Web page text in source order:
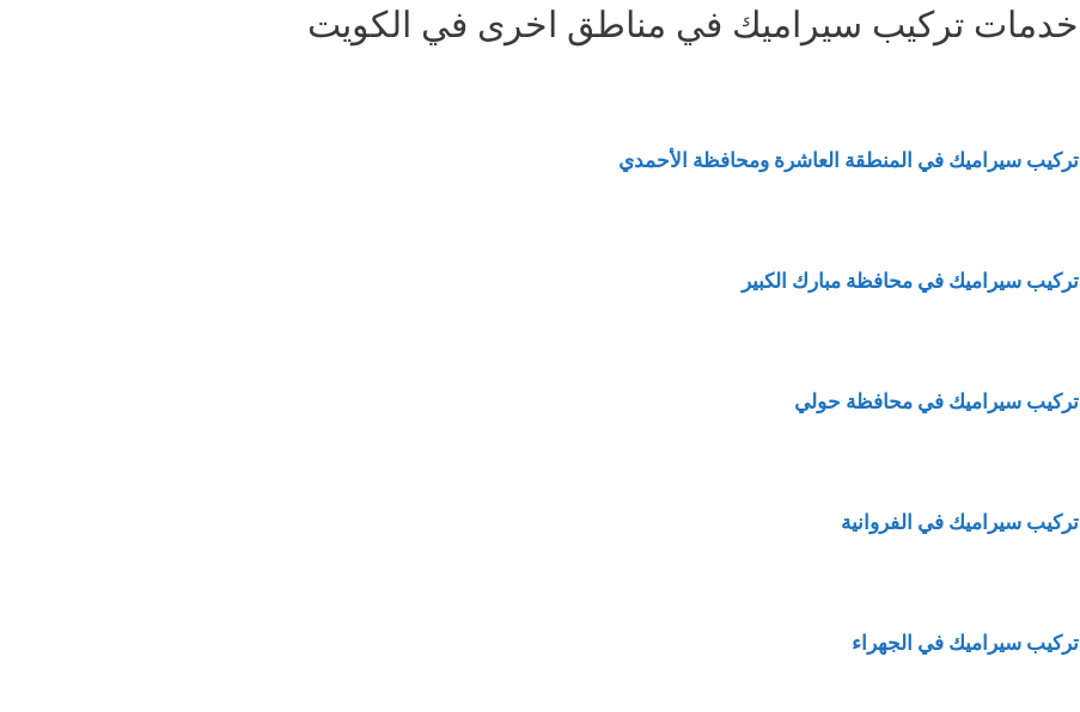
خدمات تركيب سيراميك في مناطق اخرى في الكويت
تركيب سيراميك في المنطقة العاشرة ومحافظة الأحمدي
تركيب سيراميك في محافظة مبارك الكبير
تركيب سيراميك في محافظة حولي
تركيب سيراميك في الفروانية
تركيب سيراميك في الجهراء